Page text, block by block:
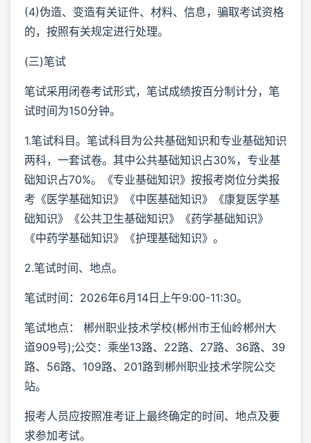
(4)伪造、变造有关证件、材料、信息，骗取考试资格
的，按照有关规定进行处理。
(三)笔试
笔试采用闭卷考试形式，笔试成绩按百分制计分，笔
试时间为150分钟。
1.笔试科目。笔试科目为公共基础知识和专业基础知识
两科，一套试卷。其中公共基础知识占30%，专业基
础知识占70%。《专业基础知识》按报考岗位分类报
考《医学基础知识》《中医基础知识》《康复医学基
础知识》《公共卫生基础知识》《药学基础知识》
《中药学基础知识》《护理基础知识》。
2.笔试时间、地点。
笔试时间：2026年6月14日上午9:00-11:30。
笔试地点： 郴州职业技术学校(郴州市王仙岭郴州大
道909号);公交：乘坐13路、22路、27路、36路、39
路、56路、109路、201路到郴州职业技术学院公交
站。
报考人员应按照准考证上最终确定的时间、地点及要
求参加考试。